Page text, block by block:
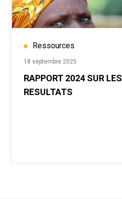
Ressources
18 septembre 2025
RAPPORT 2024 SUR LES
RESULTATS